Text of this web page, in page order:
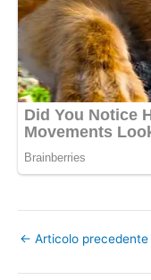
← Articolo precedente